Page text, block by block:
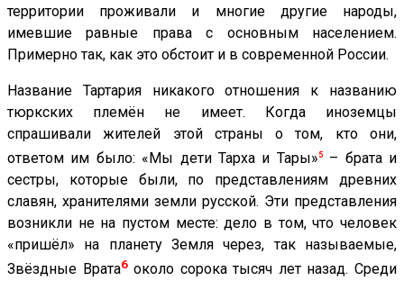
территории проживали и многие другие народы,
имевшие равные права с основным населением.
Примерно так, как это обстоит и в современной России.
Название Тартария никакого отношения к названию
тюркских племён не имеет. Когда иноземцы
спрашивали жителей этой страны о том, кто они,
ответом им было: «Мы дети Тарха и Тары» 5– брата и
сестры, которые были, по представлениям древних
славян, хранителями земли русской. Эти представления
возникли не на пустом месте: дело в том, что человек
«пришёл» на планету Земля через, так называемые,
Звёздные Врата6около сорока тысяч лет назад. Среди